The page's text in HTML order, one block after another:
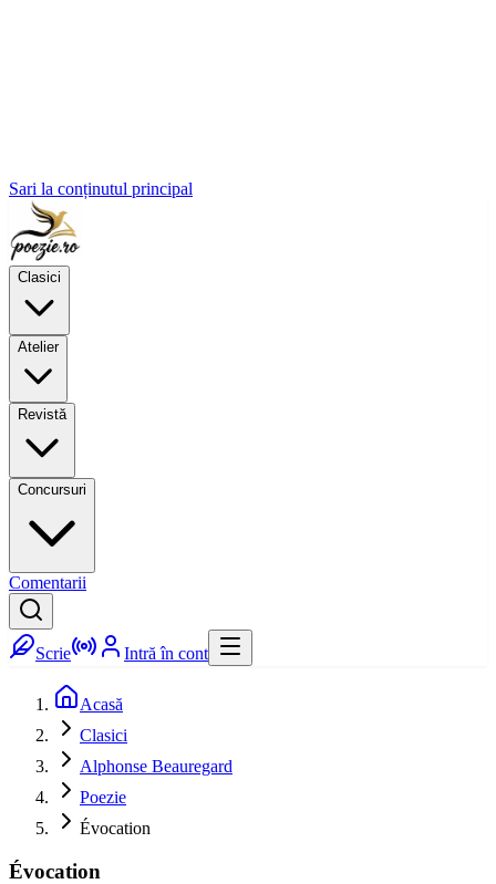
Sari la conținutul principal
Clasici
Atelier
Revistă
Concursuri
Comentarii
Scrie Intră în cont
Acasă
Clasici
Alphonse Beauregard
Poezie
Évocation
Évocation